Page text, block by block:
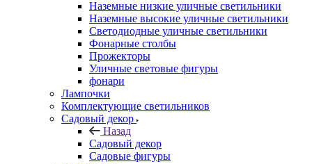
Наземные низкие уличные светильники
Наземные высокие уличные светильники
Светодиодные уличные светильники
Фонарные столбы
Прожекторы
Уличные световые фигуры
фонари
Лампочки
Комплектующие светильников
Садовый декор
Назад
Садовый декор
Садовые фигуры